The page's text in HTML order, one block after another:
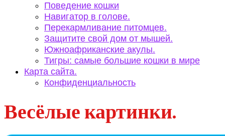
Поведение кошки
Навигатор в голове.
Перекармливание питомцев.
Защитите свой дом от мышей.
Южноафриканские акулы.
Тигры: самые большие кошки в мире
Карта сайта.
Конфиденциальность
Весёлые картинки.